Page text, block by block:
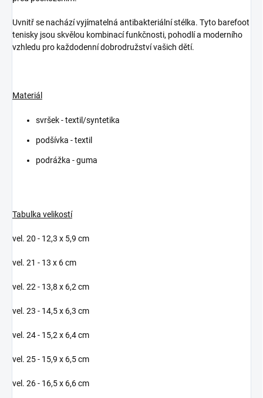
Uvnitř se nachází vyjímatelná antibakteriální stélka. Tyto barefoot
tenisky jsou skvělou kombinací funkčnosti, pohodlí a moderního
vzhledu pro každodenní dobrodružství vašich dětí.
Materiál
svršek - textil/syntetika
podšívka - textil
podrážka - guma
Tabulka velikostí
vel. 20 - 12,3 x 5,9 cm
vel. 21 - 13 x 6 cm
vel. 22 - 13,8 x 6,2 cm
vel. 23 - 14,5 x 6,3 cm
vel. 24 - 15,2 x 6,4 cm
vel. 25 - 15,9 x 6,5 cm
vel. 26 - 16,5 x 6,6 cm